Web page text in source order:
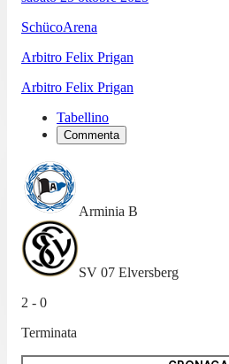
SchücoArena
Arbitro Felix Prigan
Arbitro Felix Prigan
Tabellino
Commenta
Arminia B
SV 07 Elversberg
2 - 0
Terminata